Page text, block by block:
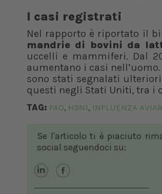
I casi registrati
Nel rapporto è riportato il
mandrie di bovini da
uccelli e mammiferi. Dal
aumentano i casi
sono stati segnalati ulteriori
questi negli Stati Uniti, tra i
TAG: FAO, H5N1, INFLUENZA
Se l'articolo ti è piaciuto
social seguendoci su: